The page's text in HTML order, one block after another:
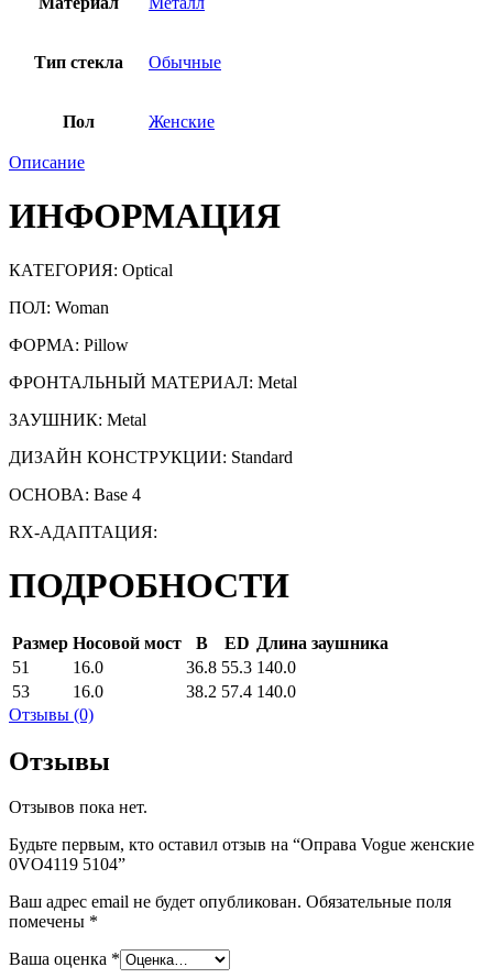
Тип стекла Обычные
Пол Женские
Описание
ИНФОРМАЦИЯ
КАТЕГОРИЯ: Optical
ПОЛ: Woman
ФОРМА: Pillow
ФРОНТАЛЬНЫЙ МАТЕРИАЛ: Metal
ЗАУШНИК: Metal
ДИЗАЙН КОНСТРУКЦИИ: Standard
ОСНОВА: Base 4
RX-АДАПТАЦИЯ:
ПОДРОБНОСТИ
Размер Носовой мост B ED Длина заушника
51
16.0 36.8 55.3 140.0
53
16.0 38.2 57.4 140.0
Отзывы (0)
Отзывы
Отзывов пока нет.
Будьте первым, кто оставил отзыв на “Оправа Vogue женские
0VO4119 5104”
Ваш адрес email не будет опубликован. Обязательные поля
помечены *
Ваша оценка *